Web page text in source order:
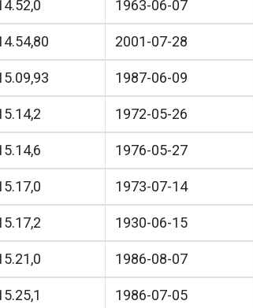
1963-06-07
2001-07-28
1987-06-09
1972-05-26
1976-05-27
1973-07-14
1930-06-15
1986-08-07
1986-07-05